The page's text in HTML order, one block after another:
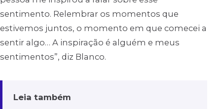
sentimento. Relembrar os momentos que
estivemos juntos, o momento em que comecei a
sentir algo… A inspiração é alguém e meus
sentimentos”, diz Blanco.
Leia também